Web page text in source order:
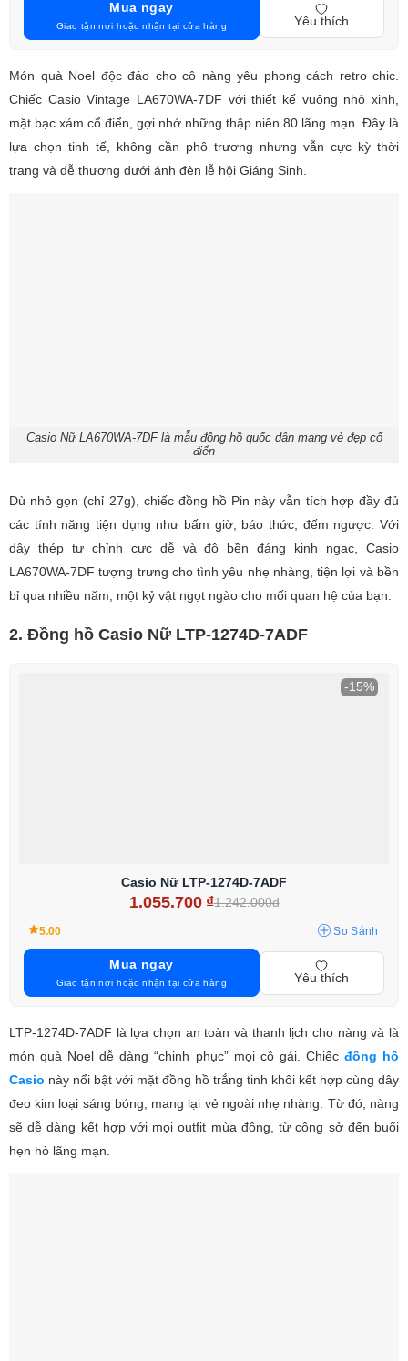
Mua ngay
Giao tận nơi hoặc nhận tại cửa hàng Yêu thích
Món quà Noel độc đáo cho cô nàng yêu phong cách retro chic.
Chiếc Casio Vintage LA670WA-7DF với thiết kế vuông nhỏ xinh,
mặt bạc xám cổ điển, gợi nhớ những thập niên 80 lãng mạn. Đây là
lựa chọn tinh tế, không cần phô trương nhưng vẫn cực kỳ thời
trang và dễ thương dưới ánh đèn lễ hội Giáng Sinh.
Casio Nữ LA670WA-7DF là mẫu đồng hồ quốc dân mang vẻ đẹp cổ
điển
Dù nhỏ gọn (chỉ 27g), chiếc đồng hồ Pin này vẫn tích hợp đầy đủ
các tính năng tiện dụng như bấm giờ, báo thức, đếm ngược. Với
dây thép tự chỉnh cực dễ và độ bền đáng kinh ngạc, Casio
LA670WA-7DF tượng trưng cho tình yêu nhẹ nhàng, tiện lợi và bền
bỉ qua nhiều năm, một kỷ vật ngọt ngào cho mối quan hệ của bạn.
2. Đồng hồ Casio Nữ LTP-1274D-7ADF
-15%
Casio Nữ LTP-1274D-7ADF
1.055.700 ₫1.242.000đ
5.00 So Sánh
Mua ngay
Giao tận nơi hoặc nhận tại cửa hàng Yêu thích
LTP-1274D-7ADF là lựa chọn an toàn và thanh lịch cho nàng và là
món quà Noel dễ dàng “chinh phục” mọi cô gái. Chiếc đồng hồ
Casio này nổi bật với mặt đồng hồ trắng tinh khôi kết hợp cùng dây
đeo kim loại sáng bóng, mang lại vẻ ngoài nhẹ nhàng. Từ đó, nàng
sẽ dễ dàng kết hợp với mọi outfit mùa đông, từ công sở đến buổi
hẹn hò lãng mạn.